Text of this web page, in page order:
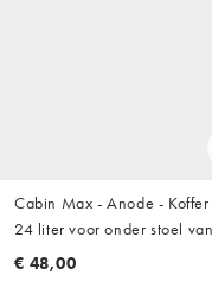
Cabin Max - Anode - Koffer
24 liter voor onder stoel
x 30 x 20cm in lichtroze
€ 48,00